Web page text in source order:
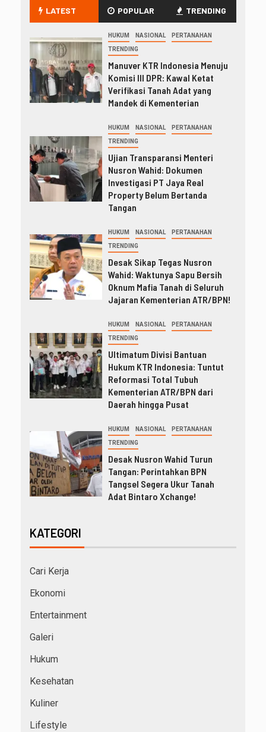
LATEST POPULAR TRENDING
HUKUM NASIONAL PERTANAHAN
TRENDING
Manuver KTR Indonesia Menuju
Komisi III DPR: Kawal Ketat
Verifikasi Tanah Adat yang
Mandek di Kementerian
HUKUM NASIONAL PERTANAHAN
TRENDING
Ujian Transparansi Menteri
Nusron Wahid: Dokumen
Investigasi PT Jaya Real
Property Belum Bertanda
Tangan
HUKUM NASIONAL PERTANAHAN
TRENDING
Desak Sikap Tegas Nusron
Wahid: Waktunya Sapu Bersih
Oknum Mafia Tanah di Seluruh
Jajaran Kementerian ATR/BPN!
HUKUM NASIONAL PERTANAHAN
TRENDING
Ultimatum Divisi Bantuan
Hukum KTR Indonesia: Tuntut
Reformasi Total Tubuh
Kementerian ATR/BPN dari
Daerah hingga Pusat
HUKUM NASIONAL PERTANAHAN
TRENDING
Desak Nusron Wahid Turun
Tangan: Perintahkan BPN
Tangsel Segera Ukur Tanah
Adat Bintaro Xchange!
KATEGORI
Cari Kerja
Ekonomi
Entertainment
Galeri
Hukum
Kesehatan
Kuliner
Lifestyle